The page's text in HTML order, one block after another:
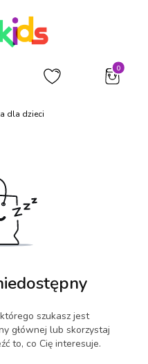
dla dzieci
szukasz jest
głównej lub skorzystaj
to, co Cię interesuje.